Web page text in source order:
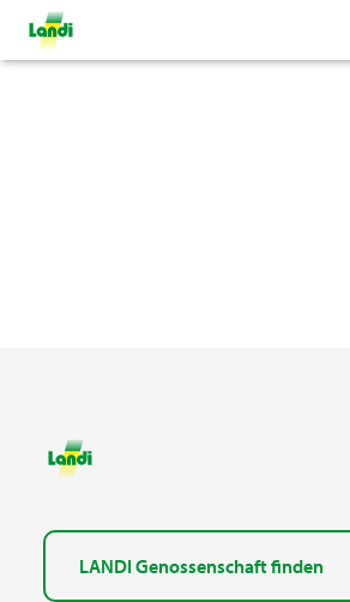
LANDI Genossenschaft finden